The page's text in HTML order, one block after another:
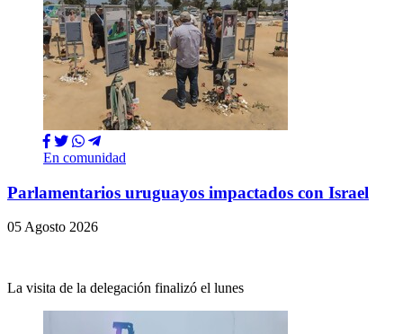
En comunidad
Parlamentarios uruguayos impactados con Israel
05 Agosto 2026
La visita de la delegación finalizó el lunes